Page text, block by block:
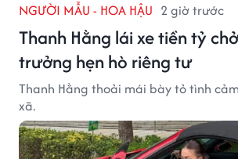
NGƯỜI MẪU - HOA HẬU 2 giờ trước
Thanh Hằng lái xe tiền tỷ
trưởng hẹn hò riêng tư
Thanh Hằng thoải mái bày tỏ tình
xã.